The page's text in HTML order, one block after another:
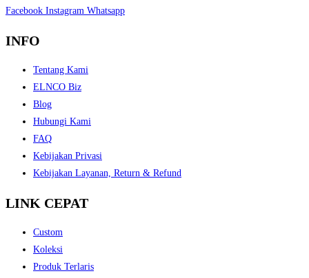
Facebook Instagram Whatsapp
INFO
Tentang Kami
ELNCO Biz
Blog
Hubungi Kami
FAQ
Kebijakan Privasi
Kebijakan Layanan, Return & Refund
LINK CEPAT
Custom
Koleksi
Produk Terlaris